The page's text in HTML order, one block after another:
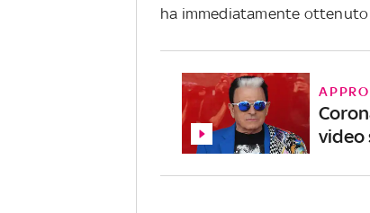
ha immediatamente
video